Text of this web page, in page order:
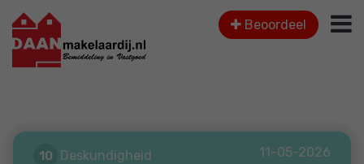
Beoordeel
11-05-2026
10 Deskundigheid